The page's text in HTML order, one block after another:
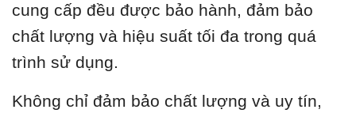
cung cấp đều được bảo hành, đảm bảo
chất lượng và hiệu suất tối đa trong quá
trình sử dụng.
Không chỉ đảm bảo chất lượng và uy tín,